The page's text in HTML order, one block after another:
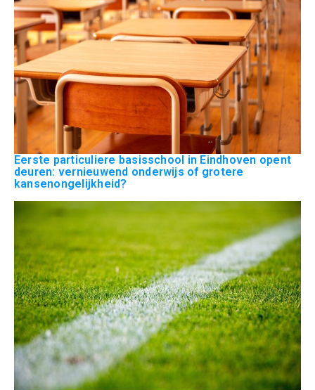
Eerste particuliere basisschool in Eindhoven opent
deuren: vernieuwend onderwijs of grotere
kansenongelijkheid?